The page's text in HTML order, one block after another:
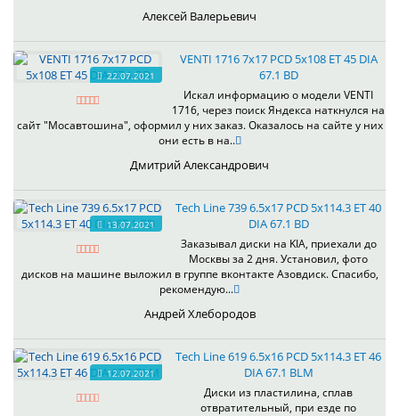
Алексей Валерьевич
22.07.2021
VENTI 1716 7x17 PCD 5x108 ET 45 DIA
67.1 BD
Искал информацию о модели VENTI
1716, через поиск Яндекса наткнулся на
сайт "Мосавтошина", оформил у них заказ. Оказалось на сайте у них
они есть в на..
Дмитрий Александрович
13.07.2021
Tech Line 739 6.5x17 PCD 5x114.3 ET 40
DIA 67.1 BD
Заказывал диски на KIA, приехали до
Москвы за 2 дня. Установил, фото
дисков на машине выложил в группе вконтакте Азовдиск. Спасибо,
рекомендую...
Андрей Хлебородов
12.07.2021
Tech Line 619 6.5x16 PCD 5x114.3 ET 46
DIA 67.1 BLM
Диски из пластилина, сплав
отвратительный, при езде по